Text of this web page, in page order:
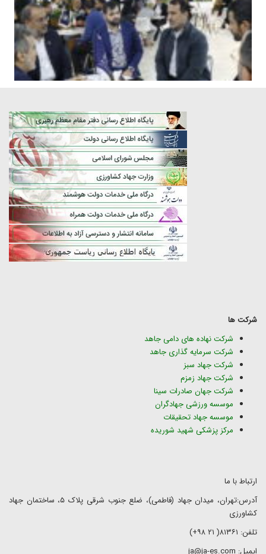
شرکت ها
شرکت نهاده های دامی جاهد
شرکت سرمایه گذاری جاهد
شرکت جهاد سبز
شرکت جهاد زمزم
شرکت جهان صادرات سینا
موسسه ورزشی جهادگران
موسسه جهاد تحقیقات
مرکز پزشکی شهید شوریده
ارتباط با ما
آدرس:تهران، میدان جهاد (فاطمی)، ضلع جنوب شرقی پلاک ۵، ساختمان جهاد
کشاورزی
تلفن: ۸۱۳۶۱( ۲۱ ۹۸+)
ایمیل: ja@ja-es.com